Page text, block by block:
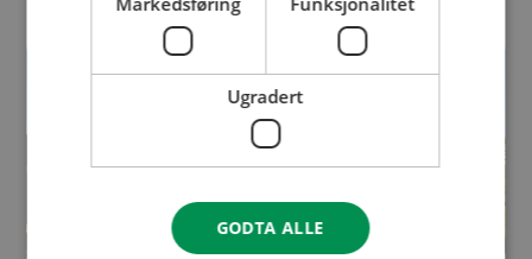
Ugradert
GODTA ALLE